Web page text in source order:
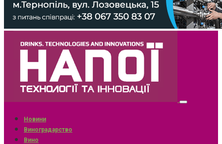
Новини
Виноградарство
Вино